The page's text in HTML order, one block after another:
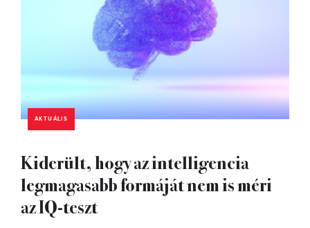
AKTUÁLIS
Kiderült, hogy az intelligencia
legmagasabb formáját nem is méri
az IQ-teszt